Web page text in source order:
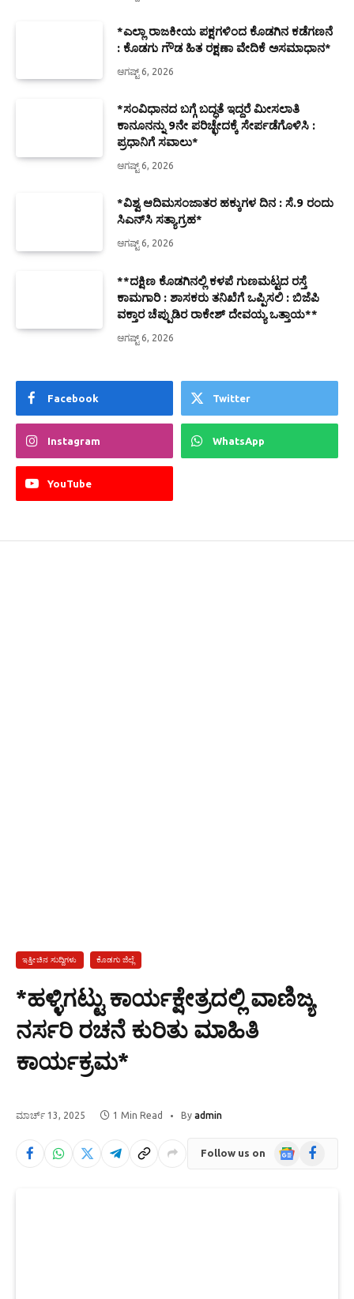
*ಎಲ್ಲಾ ರಾಜಕೀಯ ಪಕ್ಷಗಳಿಂದ ಕೊಡಗಿನ ಕಡೆಗಣನೆ
: ಕೊಡಗು ಗೌಡ ಹಿತ ರಕ್ಷಣಾ ವೇದಿಕೆ ಅಸಮಾಧಾನ*
ಆಗಷ್ಟ್ 6, 2026
*ಸಂವಿಧಾನದ ಬಗ್ಗೆ ಬದ್ಧತೆ ಇದ್ದರೆ ಮೀಸಲಾತಿ
ಕಾನೂನನ್ನು 9ನೇ ಪರಿಚ್ಛೇದಕ್ಕೆ ಸೇರ್ಪಡೆಗೊಳಿಸಿ :
ಪ್ರಧಾನಿಗೆ ಸವಾಲು*
ಆಗಷ್ಟ್ 6, 2026
*ವಿಶ್ವ ಆದಿಮಸಂಜಾತರ ಹಕ್ಕುಗಳ ದಿನ : ಸೆ.9 ರಂದು
ಸಿಎನ್‌ಸಿ ಸತ್ಯಾಗ್ರಹ*
ಆಗಷ್ಟ್ 6, 2026
**ದಕ್ಷಿಣ ಕೊಡಗಿನಲ್ಲಿ ಕಳಪೆ ಗುಣಮಟ್ಟದ ರಸ್ತೆ
ಕಾಮಗಾರಿ : ಶಾಸಕರು ತನಿಖೆಗೆ ಒಪ್ಪಿಸಲಿ : ಬಿಜೆಪಿ
ವಕ್ತಾರ ಚೆಪ್ಪುಡಿರ ರಾಕೇಶ್ ದೇವಯ್ಯ ಒತ್ತಾಯ**
ಆಗಷ್ಟ್ 6, 2026
Facebook Twitter
Instagram WhatsApp
YouTube
ಇತ್ತೀಚಿನ ಸುದ್ದಿಗಳು ಕೊಡಗು ಜಿಲ್ಲೆ
*ಹಳ್ಳಿಗಟ್ಟು ಕಾರ್ಯಕ್ಷೇತ್ರದಲ್ಲಿ ವಾಣಿಜ್ಯ
ನರ್ಸರಿ ರಚನೆ ಕುರಿತು ಮಾಹಿತಿ
ಕಾರ್ಯಕ್ರಮ*
ಮಾರ್ಚ್ 13, 2025 1 Min Read By admin
Follow us on
Google
News
Facebook